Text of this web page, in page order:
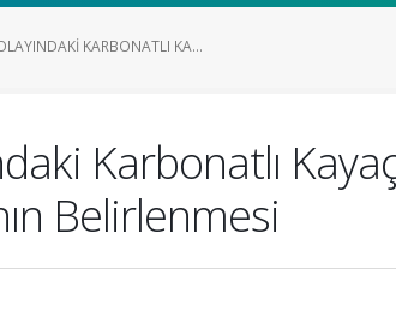
KARBONATLI KA...
Karbonatlı
Belirlenmesi